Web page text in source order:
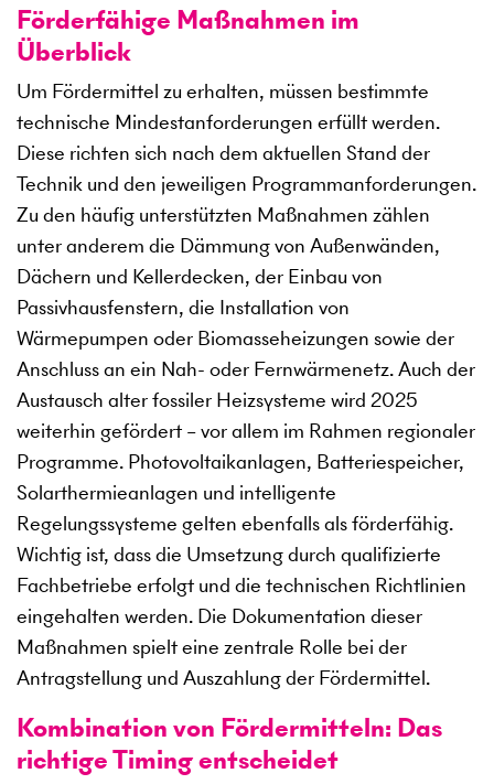
Förderfähige Maßnahmen im
Überblick
Um Fördermittel zu erhalten, müssen bestimmte
technische Mindestanforderungen erfüllt werden.
Diese richten sich nach dem aktuellen Stand der
Technik und den jeweiligen Programmanforderungen.
Zu den häufig unterstützten Maßnahmen zählen
unter anderem die Dämmung von Außenwänden,
Dächern und Kellerdecken, der Einbau von
Passivhausfenstern, die Installation von
Wärmepumpen oder Biomasseheizungen sowie der
Anschluss an ein Nah- oder Fernwärmenetz. Auch der
Austausch alter fossiler Heizsysteme wird 2025
weiterhin gefördert – vor allem im Rahmen regionaler
Programme. Photovoltaikanlagen, Batteriespeicher,
Solarthermieanlagen und intelligente
Regelungssysteme gelten ebenfalls als förderfähig.
Wichtig ist, dass die Umsetzung durch qualifizierte
Fachbetriebe erfolgt und die technischen Richtlinien
eingehalten werden. Die Dokumentation dieser
Maßnahmen spielt eine zentrale Rolle bei der
Antragstellung und Auszahlung der Fördermittel.
Kombination von Fördermitteln: Das
richtige Timing entscheidet